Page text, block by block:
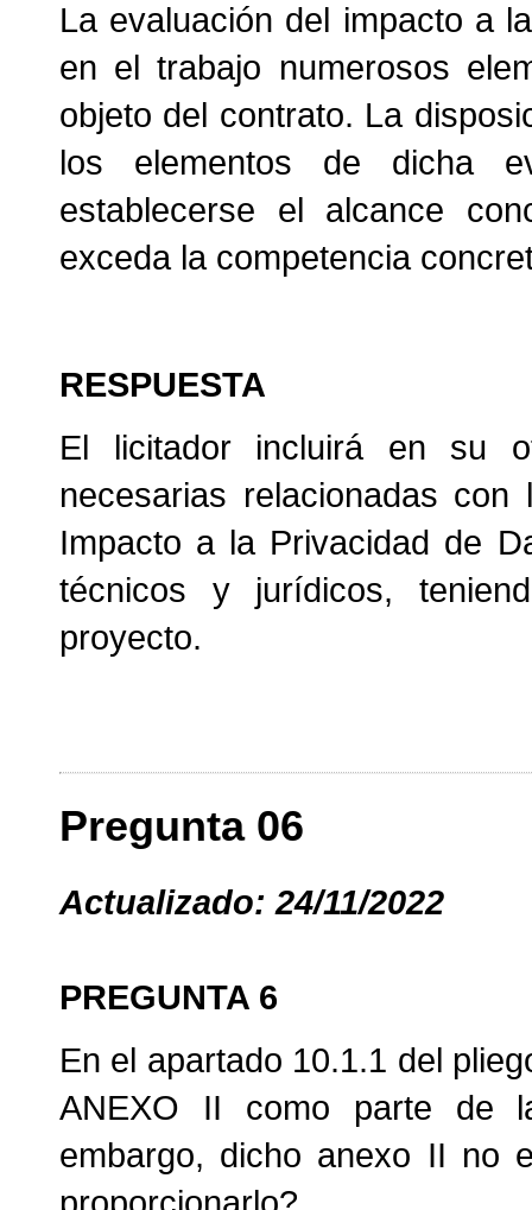
La evaluación del impacto a
en el trabajo numerosos
objeto del contrato. La
los elementos de dicha
establecerse el alcance
exceda la competencia
RESPUESTA
El licitador incluirá en su
necesarias relacionadas
Impacto a la Privacidad de
técnicos y jurídicos,
proyecto.
Pregunta 06
Actualizado: 24/11/2022
PREGUNTA 6
En el apartado 10.1.1 del
ANEXO II como parte de
embargo, dicho anexo II no